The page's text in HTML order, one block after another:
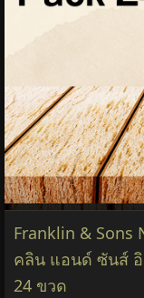
Franklin &
คลิน แอนด์ ซันส์
24 ขวด